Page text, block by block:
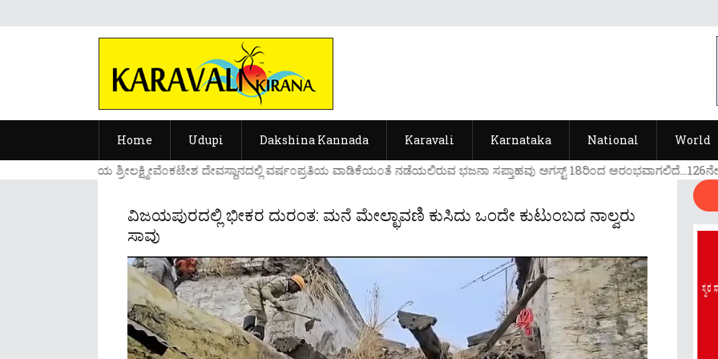
Home Udupi Dakshina Kannada Karavali Karnataka National World
....ಉಡುಪಿಯ ಶ್ರೀಲಕ್ಷ್ಮೀವೆ೦ಕಟೇಶ ದೇವಸ್ಥಾನದಲ್ಲಿ ವರ್ಷ೦ಪ್ರತಿಯ ವಾಡಿಕೆಯ೦ತೆ ನಡೆಯಲಿರುವ ಭಜನಾ ಸಪ್ತಾಹವು ಅಗಸ್ಟ್ 18ರಿ೦ದ ಆರ೦ಭವಾಗಲಿದೆ...126ನೇ
ವಿಜಯಪುರದಲ್ಲಿ ಭೀಕರ ದುರಂತ: ಮನೆ ಮೇಲ್ಛಾವಣಿ ಕುಸಿದು ಒಂದೇ ಕುಟುಂಬದ ನಾಲ್ವರು
ಸಾವು